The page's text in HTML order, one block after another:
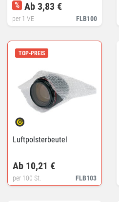
FLB100
% Ab 3,83 €
per 1 VE
TOP-PREIS
Luftpolsterbeutel
FLB103
Ab 10,21 €
per 100 St.